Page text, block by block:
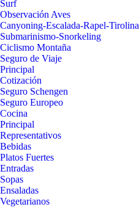
Surf
Observación Aves
Canyoning-Escalada-Rapel-Tirolina
Submarinismo-Snorkeling
Ciclismo Montaña
Seguro de Viaje
Principal
Cotización
Seguro Schengen
Seguro Europeo
Cocina
Principal
Representativos
Bebidas
Platos Fuertes
Entradas
Sopas
Ensaladas
Vegetarianos